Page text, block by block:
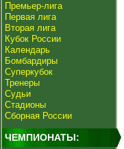
Премьер-лига
Первая лига
Вторая лига
Кубок России
Календарь
Бомбардиры
Суперкубок
Тренеры
Судьи
Стадионы
Сборная России
ЧЕМПИОНАТЫ: